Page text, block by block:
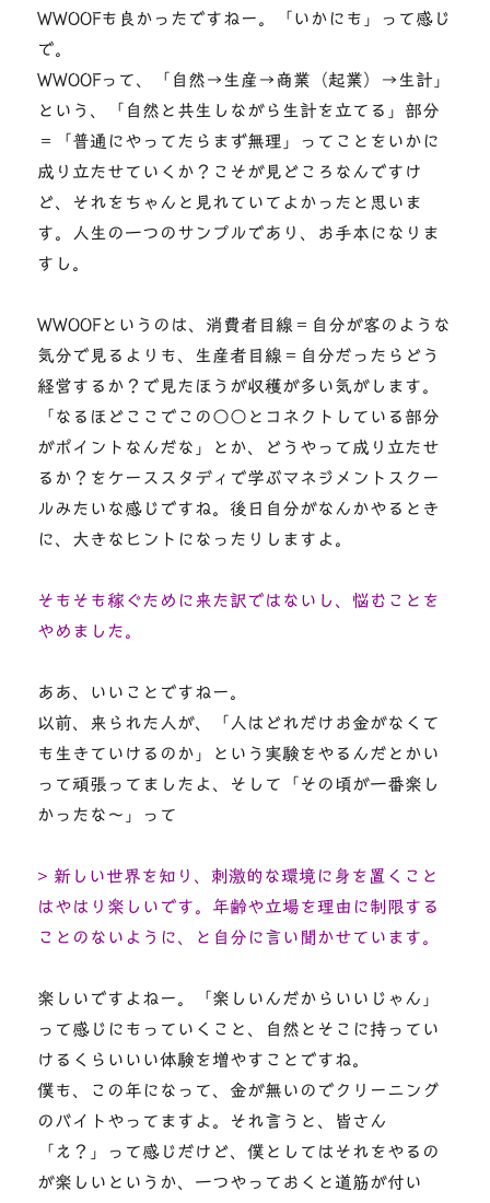
WWOOFも良かったですねー。「いかにも」って感じ
で。
WWOOFって、「自然→生産→商業（起業）→生計」
という、「自然と共生しながら生計を立てる」部分
＝「普通にやってたらまず無理」ってことをいかに
成り立たせていくか？こそが見どころなんですけ
ど、それをちゃんと見れていてよかったと思いま
す。人生の一つのサンプルであり、お手本になりま
すし。
WWOOFというのは、消費者目線＝自分が客のような
気分で見るよりも、生産者目線＝自分だったらどう
経営するか？で見たほうが収穫が多い気がします。
「なるほどここでこの○○とコネクトしている部分
がポイントなんだな」とか、どうやって成り立たせ
るか？をケーススタディで学ぶマネジメントスクー
ルみたいな感じですね。後日自分がなんかやるとき
に、大きなヒントになったりしますよ。
そもそも稼ぐために来た訳ではないし、悩むことを
やめました。
ああ、いいことですねー。
以前、来られた人が、「人はどれだけお金がなくて
も生きていけるのか」という実験をやるんだとかい
って頑張ってましたよ、そして「その頃が一番楽し
かったな～」って
> 新しい世界を知り、刺激的な環境に身を置くこと
はやはり楽しいです。年齢や立場を理由に制限する
ことのないように、と自分に言い聞かせています。
楽しいですよねー。「楽しいんだからいいじゃん」
って感じにもっていくこと、自然とそこに持ってい
けるくらいいい体験を増やすことですね。
僕も、この年になって、金が無いのでクリーニング
のバイトやってますよ。それ言うと、皆さん
「え？」って感じだけど、僕としてはそれをやるの
が楽しいというか、一つやっておくと道筋が付い